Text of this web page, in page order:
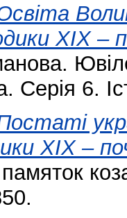
ХІХ
Серія 6.
ХІХ –